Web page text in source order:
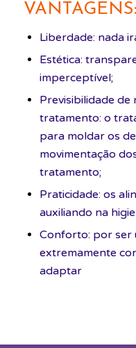
VANTAGENS:
Liberdade: nada
Estética:
imperceptível;
Previsibilidade de
tratamento: o
para moldar os
movimentação
tratamento;
Praticidade: os
auxiliando na
Conforto: por ser
extremamente
adaptar